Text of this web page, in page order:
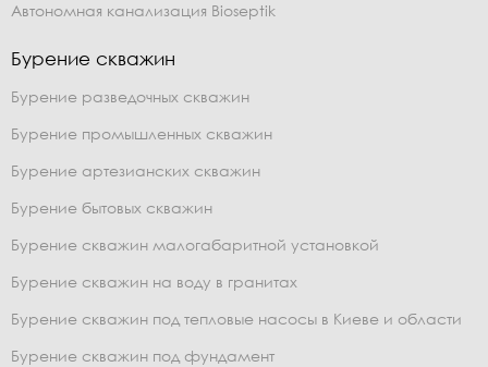
Автономная канализация Bioseptik
Бурение скважин
Бурение разведочных скважин
Бурение промышленных скважин
Бурение артезианских скважин
Бурение бытовых скважин
Бурение скважин малогабаритной установкой
Бурение скважин на воду в гранитах
Бурение скважин под тепловые насосы в Киеве и области
Бурение скважин под фундамент